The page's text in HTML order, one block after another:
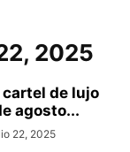
2025
de lujo
agosto...
22, 2025